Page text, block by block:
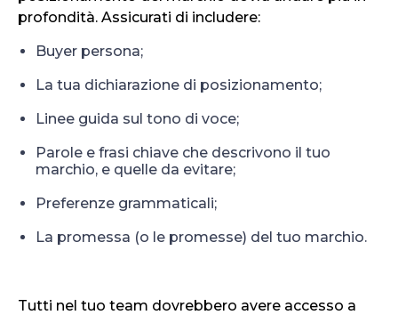
profondità. Assicurati di includere:
Buyer persona;
La tua dichiarazione di posizionamento;
Linee guida sul tono di voce;
Parole e frasi chiave che descrivono il tuo
marchio, e quelle da evitare;
Preferenze grammaticali;
La promessa (o le promesse) del tuo marchio.
Tutti nel tuo team dovrebbero avere accesso a